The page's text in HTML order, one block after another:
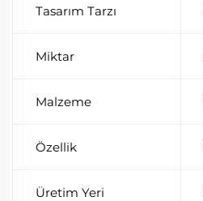
Tasarım Tarzı
Miktar
Malzeme
Özellik
Üretim Yeri